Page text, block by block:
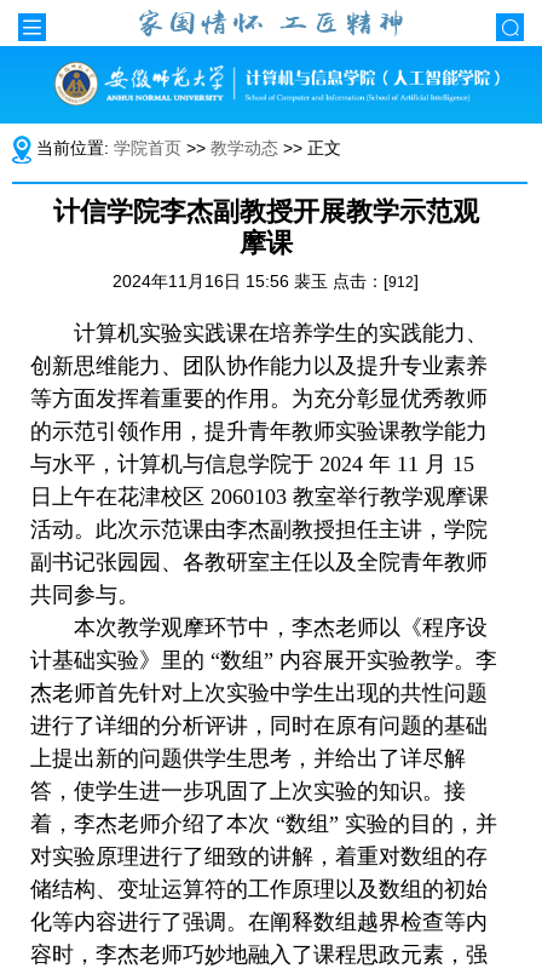
当前位置: 学院首页 >> 教学动态 >> 正文
计信学院李杰副教授开展教学示范观
摩课
2024年11月16日 15:56 裴玉 点击：[912]
计算机实验实践课在培养学生的实践能力、
创新思维能力、团队协作能力以及提升专业素养
等方面发挥着重要的作用。为充分彰显优秀教师
的示范引领作用，提升青年教师实验课教学能力
与水平，计算机与信息学院于 2024 年 11 月 15
日上午在花津校区 2060103 教室举行教学观摩课
活动。此次示范课由李杰副教授担任主讲，学院
副书记张园园、各教研室主任以及全院青年教师
共同参与。
本次教学观摩环节中，李杰老师以《程序设
计基础实验》里的 “数组 ” 内容展开实验教学。李
杰老师首先针对上次实验中学生出现的共性问题
进行了详细的分析评讲，同时在原有问题的基础
上提出新的问题供学生思考，并给出了详尽解
答，使学生进一步巩固了上次实验的知识。接
着，李杰老师介绍了本次 “数组 ” 实验的目的，并
对实验原理进行了细致的讲解，着重对数组的存
储结构、变址运算符的工作原理以及数组的初始
化等内容进行了强调。在阐释数组越界检查等内
容时，李杰老师巧妙地融入了课程思政元素，强